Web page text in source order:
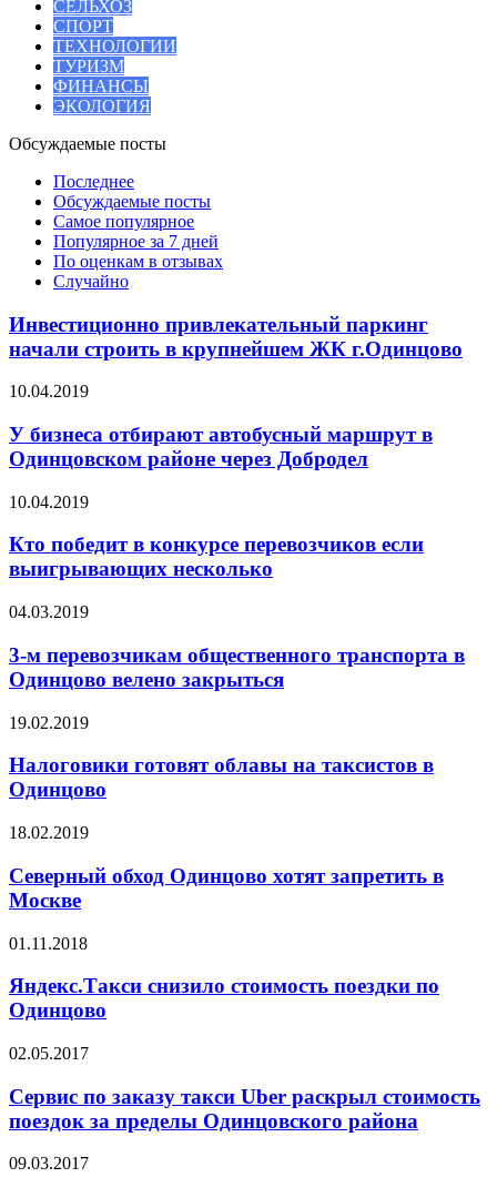
СЕЛЬХОЗ
СПОРТ
ТЕХНОЛОГИИ
ТУРИЗМ
ФИНАНСЫ
ЭКОЛОГИЯ
Обсуждаемые посты
Последнее
Обсуждаемые посты
Самое популярное
Популярное за 7 дней
По оценкам в отзывах
Случайно
Инвестиционно привлекательный паркинг
начали строить в крупнейшем ЖК г.Одинцово
10.04.2019
У бизнеса отбирают автобусный маршрут в
Одинцовском районе через Добродел
10.04.2019
Кто победит в конкурсе перевозчиков если
выигрывающих несколько
04.03.2019
3-м перевозчикам общественного транспорта в
Одинцово велено закрыться
19.02.2019
Налоговики готовят облавы на таксистов в
Одинцово
18.02.2019
Северный обход Одинцово хотят запретить в
Москве
01.11.2018
Яндекс.Такси снизило стоимость поездки по
Одинцово
02.05.2017
Сервис по заказу такси Uber раскрыл стоимость
поездок за пределы Одинцовского района
09.03.2017